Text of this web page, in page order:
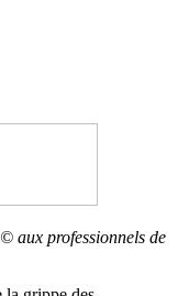
aux professionnels de